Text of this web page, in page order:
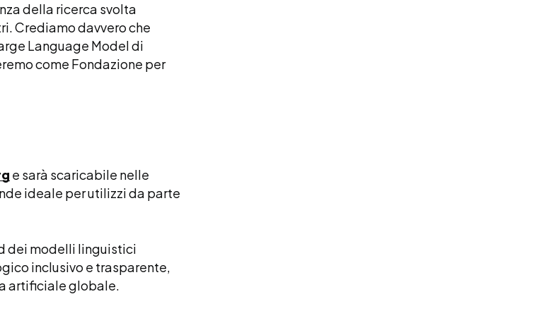
della ricerca svolta
Crediamo davvero che
Language Model di
come Fondazione per
e sarà scaricabile nelle
ideale per utilizzi da parte
dei modelli linguistici
inclusivo e trasparente,
artificiale globale.